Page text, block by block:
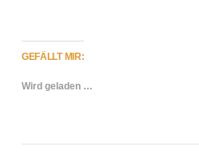
GEFÄLLT MIR:
Wird geladen …